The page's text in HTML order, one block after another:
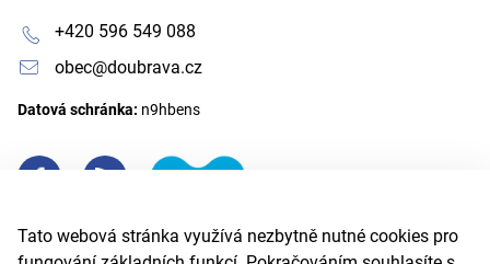
Tato webová stránka využívá nezbytně nutné cookies pro
+420 596 549 088
obec@doubrava.cz
Datová schránka: n9hbens